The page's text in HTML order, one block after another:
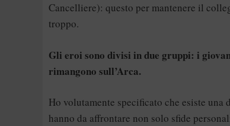
Cancelliere): questo per mantenere il
troppo.
Gli eroi sono divisi in due gruppi: i
rimangono sull’Arca.
Ho volutamente specificato che esiste una
hanno da affrontare non solo sfide